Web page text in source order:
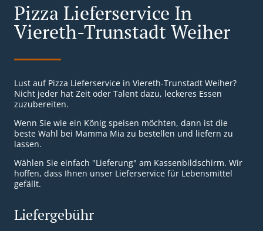
Pizza Lieferservice In
Viereth-Trunstadt Weiher
Lust auf Pizza Lieferservice in Viereth-Trunstadt Weiher?
Nicht jeder hat Zeit oder Talent dazu, leckeres Essen
zuzubereiten.
Wenn Sie wie ein König speisen möchten, dann ist die
beste Wahl bei Mamma Mia zu bestellen und liefern zu
lassen.
Wählen Sie einfach "Lieferung" am Kassenbildschirm. Wir
hoffen, dass Ihnen unser Lieferservice für Lebensmittel
gefällt.
Liefergebühr